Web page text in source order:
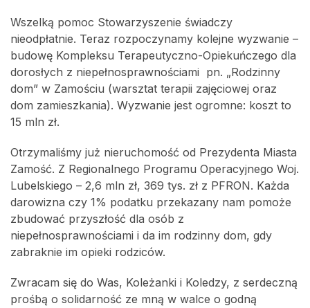
Wszelką pomoc Stowarzyszenie świadczy
nieodpłatnie. Teraz rozpoczynamy kolejne wyzwanie –
budowę Kompleksu Terapeutyczno-Opiekuńczego dla
dorosłych z niepełnosprawnościami pn. „Rodzinny
dom” w Zamościu (warsztat terapii zajęciowej oraz
dom zamieszkania). Wyzwanie jest ogromne: koszt to
15 mln zł.
Otrzymaliśmy już nieruchomość od Prezydenta Miasta
Zamość. Z Regionalnego Programu Operacyjnego Woj.
Lubelskiego – 2,6 mln zł, 369 tys. zł z PFRON. Każda
darowizna czy 1% podatku przekazany nam pomoże
zbudować przyszłość dla osób z
niepełnosprawnościami i da im rodzinny dom, gdy
zabraknie im opieki rodziców.
Zwracam się do Was, Koleżanki i Koledzy, z serdeczną
prośbą o solidarność ze mną w walce o godną